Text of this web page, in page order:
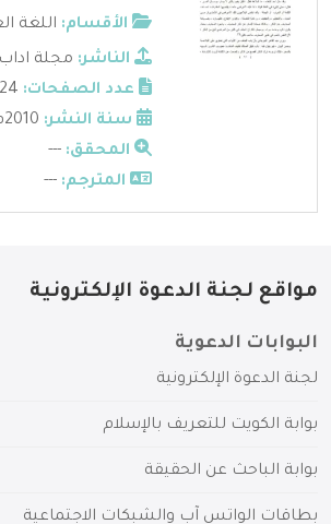
الأقسام: اللغة
الناشر: مجلة
عدد الصفحات:
سنة النشر:
المحقق: ---
المترجم: ---
مواقع لجنة الدعوة الإلكترونية
البوابات الدعوية
لجنة الدعوة الإلكترونية
بوابة الكويت للتعريف بالإسلام
بوابة الباحث عن الحقيقة
بطاقات الواتس آب والشبكات الاجتماعية